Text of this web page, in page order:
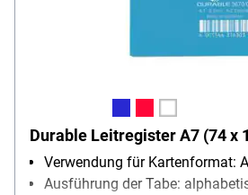
Durable Leitregister A7 (74 x
Verwendung für Kartenformat:
Ausführung der Tabe: